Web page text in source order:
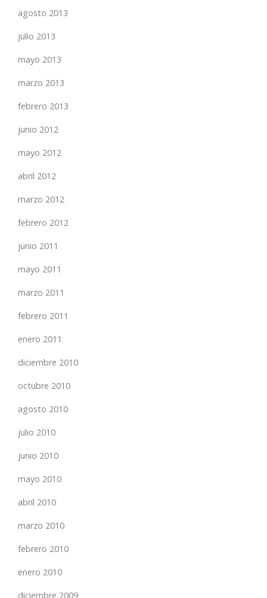
agosto 2013
julio 2013
mayo 2013
marzo 2013
febrero 2013
junio 2012
mayo 2012
abril 2012
marzo 2012
febrero 2012
junio 2011
mayo 2011
marzo 2011
febrero 2011
enero 2011
diciembre 2010
octubre 2010
agosto 2010
julio 2010
junio 2010
mayo 2010
abril 2010
marzo 2010
febrero 2010
enero 2010
diciembre 2009